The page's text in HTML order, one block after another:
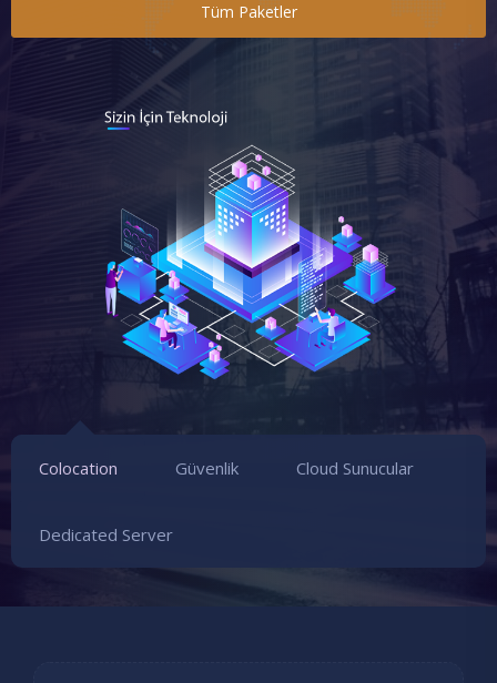
Tüm Paketler
Colocation Güvenlik Cloud Sunucular
Dedicated Server